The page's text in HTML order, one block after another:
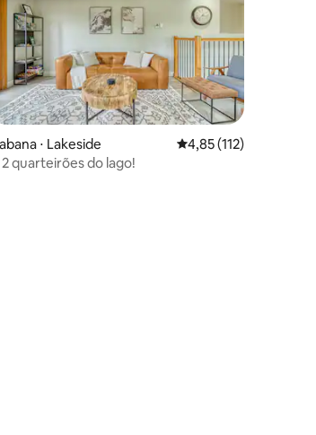
média de 5, 96 avaliações
⋅ Lakeside 4,85 de uma avaliação
4,85 (112)
quarteirões do lago!